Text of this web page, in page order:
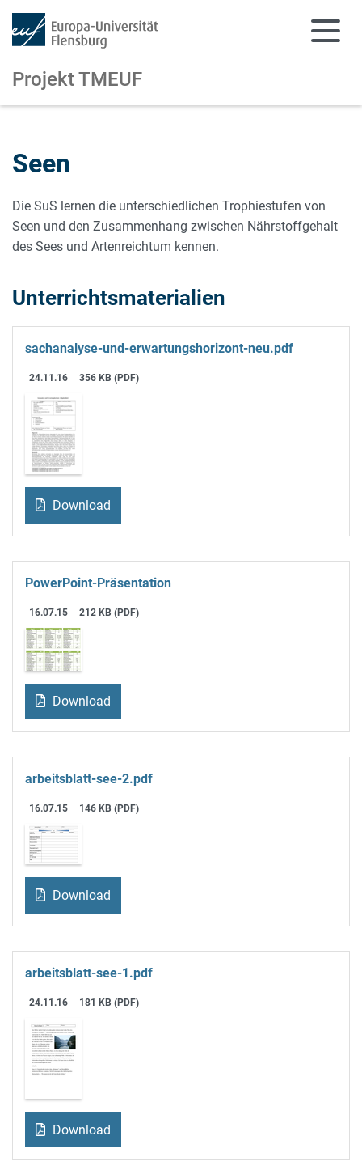
Projekt TMEUF
Seen
Die SuS lernen die unterschiedlichen Trophiestufen von
Seen und den Zusammenhang zwischen Nährstoffgehalt
des Sees und Artenreichtum kennen.
Unterrichtsmaterialien
sachanalyse-und-erwartungshorizont-neu.pdf
24.11.16 356 KB (PDF)
Download
PowerPoint-Präsentation
16.07.15 212 KB (PDF)
Download
arbeitsblatt-see-2.pdf
16.07.15 146 KB (PDF)
Download
arbeitsblatt-see-1.pdf
24.11.16 181 KB (PDF)
Download